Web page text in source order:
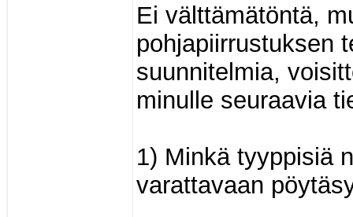
Ei välttämätöntä,
pohjapiirrustuksen
suunnitelmia,
minulle seuraavia
1) Minkä tyyppisiä
varattavaan